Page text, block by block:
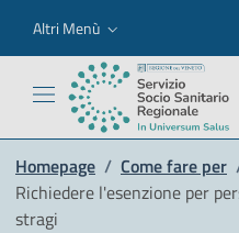
Altri Menù
Homepage / Come fare per
Richiedere l'esenzione per
stragi